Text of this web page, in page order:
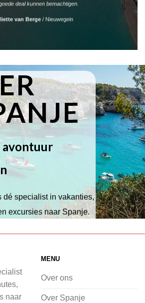
deal kunnen bemachtigen.
van Berge / Nieuwegein
avontuur
dé specialist in vakanties,
excursies naar Spanje.
breed scala aan
op het strand,
of avontuur zoekt
naar
MENU
Over ons
Over Spanje